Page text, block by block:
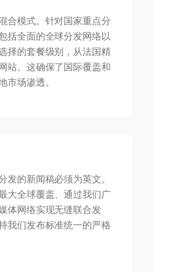
合模式。针对国家重点分
括全面的全球分发网络以
择的套餐级别，从法国精
站。这确保了国际覆盖和
市场渗透。
发的新闻稿必须为英文。
大全球覆盖、通过我们广
体网络实现无缝联合发
我们发布标准统一的严格